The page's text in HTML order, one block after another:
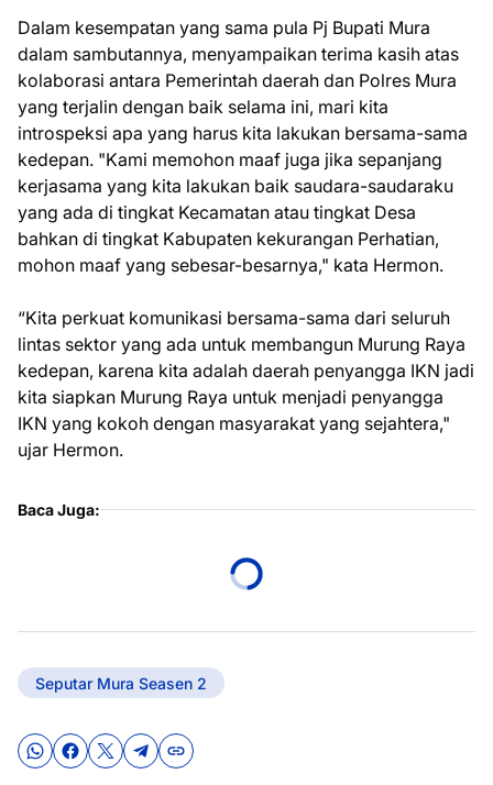
Dalam kesempatan yang sama pula Pj Bupati Mura
dalam sambutannya, menyampaikan terima kasih atas
kolaborasi antara Pemerintah daerah dan Polres Mura
yang terjalin dengan baik selama ini, mari kita
introspeksi apa yang harus kita lakukan bersama-sama
kedepan. "Kami memohon maaf juga jika sepanjang
kerjasama yang kita lakukan baik saudara-saudaraku
yang ada di tingkat Kecamatan atau tingkat Desa
bahkan di tingkat Kabupaten kekurangan Perhatian,
mohon maaf yang sebesar-besarnya," kata Hermon.
“Kita perkuat komunikasi bersama-sama dari seluruh
lintas sektor yang ada untuk membangun Murung Raya
kedepan, karena kita adalah daerah penyangga IKN jadi
kita siapkan Murung Raya untuk menjadi penyangga
IKN yang kokoh dengan masyarakat yang sejahtera,"
ujar Hermon.
Baca Juga:
Seputar Mura Seasen 2